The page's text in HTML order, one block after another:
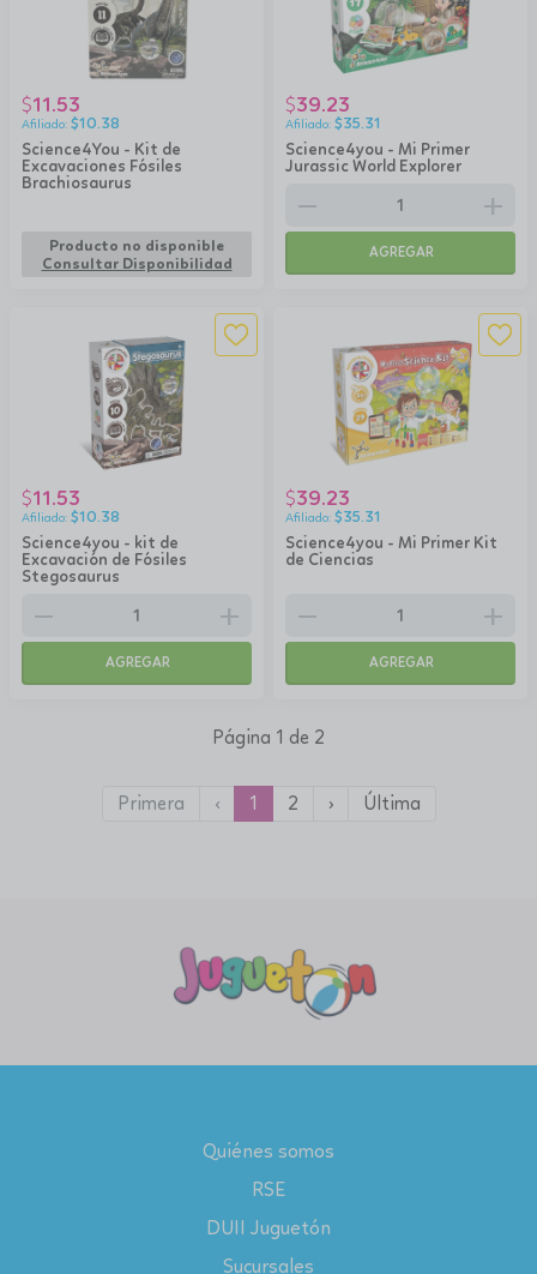
Science4You - Kit de
Excavaciones Fósiles
Brachiosaurus
$11.53
$10.38
Producto no disponible
Consultar Disponibilidad
Science4you - Mi Primer
Jurassic World Explorer
$39.23
$35.31
remove add
AGREGAR
Science4you - kit de
Excavación de Fósiles
Stegosaurus
$11.53
$10.38
remove add
AGREGAR
Science4you - Mi Primer Kit
de Ciencias
$39.23
$35.31
remove add
AGREGAR
Página 1 de 2
Primera ‹ 1 2 › Última
Quiénes somos
RSE
DUII Juguetón
Sucursales